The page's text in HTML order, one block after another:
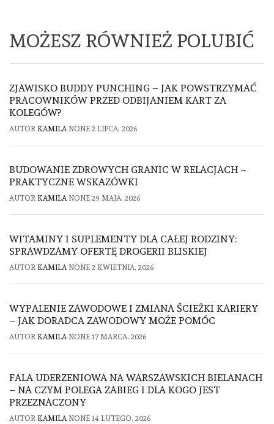
MOŻESZ RÓWNIEŻ POLUBIĆ
ZJAWISKO BUDDY PUNCHING – JAK POWSTRZYMAĆ
PRACOWNIKÓW PRZED ODBIJANIEM KART ZA
KOLEGÓW?
AUTOR KAMILA NONE 2 LIPCA, 2026
BUDOWANIE ZDROWYCH GRANIC W RELACJACH –
PRAKTYCZNE WSKAZÓWKI
AUTOR KAMILA NONE 29 MAJA, 2026
WITAMINY I SUPLEMENTY DLA CAŁEJ RODZINY:
SPRAWDZAMY OFERTĘ DROGERII BLISKIEJ
AUTOR KAMILA NONE 2 KWIETNIA, 2026
WYPALENIE ZAWODOWE I ZMIANA ŚCIEŻKI KARIERY
– JAK DORADCA ZAWODOWY MOŻE POMÓC
AUTOR KAMILA NONE 17 MARCA, 2026
FALA UDERZENIOWA NA WARSZAWSKICH BIELANACH
– NA CZYM POLEGA ZABIEG I DLA KOGO JEST
PRZEZNACZONY
AUTOR KAMILA NONE 14 LUTEGO, 2026